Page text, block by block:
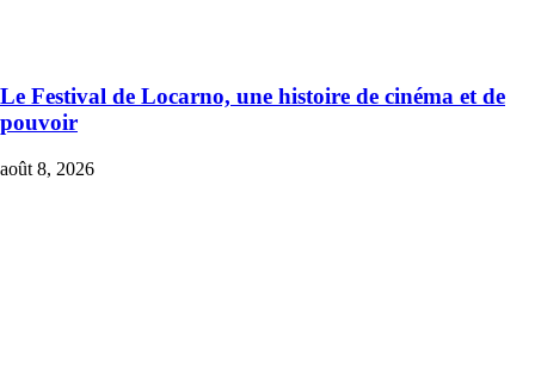
Le Festival de Locarno, une histoire de cinéma et de
pouvoir
août 8, 2026